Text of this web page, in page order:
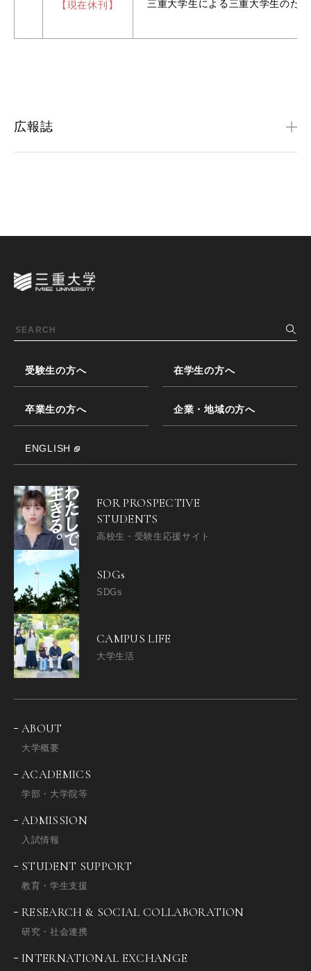
【現在休刊】 三重大学生による三重大学生のた
広報誌
受験生の方へ 在学生の方へ
卒業生の方へ 企業・地域の方へ
ENGLISH
FOR PROSPECTIVE
STUDENTS
高校生・受験生応援サイト
SDGs
SDGs
CAMPUS LIFE
大学生活
ABOUT
大学概要
ACADEMICS
学部・大学院等
ADMISSION
入試情報
STUDENT SUPPORT
教育・学生支援
RESEARCH & SOCIAL COLLABORATION
研究・社会連携
INTERNATIONAL EXCHANGE